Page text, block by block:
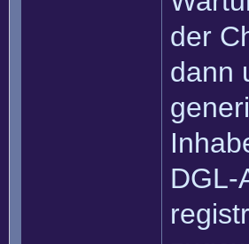
der
dann
DGL-